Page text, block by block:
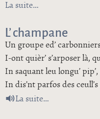
La suitede L’avaricieux
L’ champane
Un groupe ed’
I-ont quièr’ s’arposer là,
In saquant leu longu’
In dis’nt parfos des
La suitede L’ champane